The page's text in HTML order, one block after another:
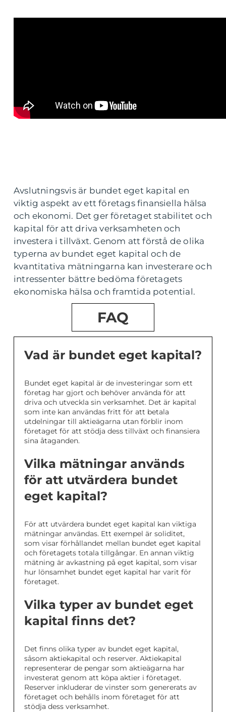
Avslutningsvis är bundet eget kapital en
viktig aspekt av ett företags finansiella hälsa
och ekonomi. Det ger företaget stabilitet och
kapital för att driva verksamheten och
investera i tillväxt. Genom att förstå de olika
typerna av bundet eget kapital och de
kvantitativa mätningarna kan investerare och
intressenter bättre bedöma företagets
ekonomiska hälsa och framtida potential.
FAQ
Vad är bundet eget kapital?
Bundet eget kapital är de investeringar som ett
företag har gjort och behöver använda för att
driva och utveckla sin verksamhet. Det är kapital
som inte kan användas fritt för att betala
utdelningar till aktieägarna utan förblir inom
företaget för att stödja dess tillväxt och finansiera
sina åtaganden.
Vilka mätningar används
för att utvärdera bundet
eget kapital?
För att utvärdera bundet eget kapital kan viktiga
mätningar användas. Ett exempel är soliditet,
som visar förhållandet mellan bundet eget kapital
och företagets totala tillgångar. En annan viktig
mätning är avkastning på eget kapital, som visar
hur lönsamhet bundet eget kapital har varit för
företaget.
Vilka typer av bundet eget
kapital finns det?
Det finns olika typer av bundet eget kapital,
såsom aktiekapital och reserver. Aktiekapital
representerar de pengar som aktieägarna har
investerat genom att köpa aktier i företaget.
Reserver inkluderar de vinster som genererats av
företaget och behålls inom företaget för att
stödja dess verksamhet.